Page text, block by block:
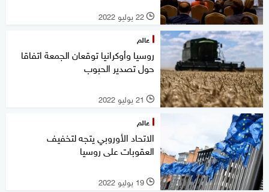
l 22 يوليو 2022
عالم
روسيا وأوكرانيا توقعان الجمعة اتفاقا
حول تصدير الحبوب
l 21 يوليو 2022
عالم
الاتحاد الأوروبي يتجه لتخفيف
العقوبات على روسيا
l 19 يوليو 2022